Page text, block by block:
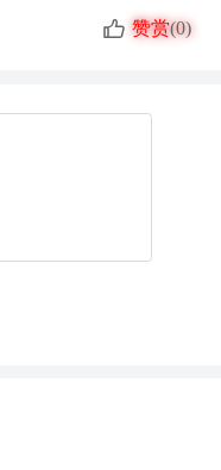
赞赏(0)